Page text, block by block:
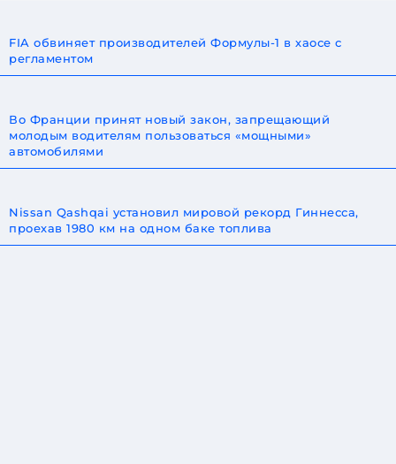
FIA обвиняет производителей Формулы-1 в хаосе с
регламентом
Во Франции принят новый закон, запрещающий
молодым водителям пользоваться «мощными»
автомобилями
Nissan Qashqai установил мировой рекорд Гиннесса,
проехав 1980 км на одном баке топлива